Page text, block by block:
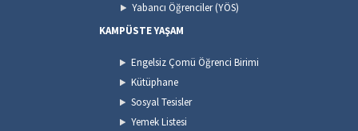
Yabancı Öğrenciler (YÖS)
KAMPÜSTE YAŞAM
Engelsiz Çomü Öğrenci Birimi
Kütüphane
Sosyal Tesisler
Yemek Listesi